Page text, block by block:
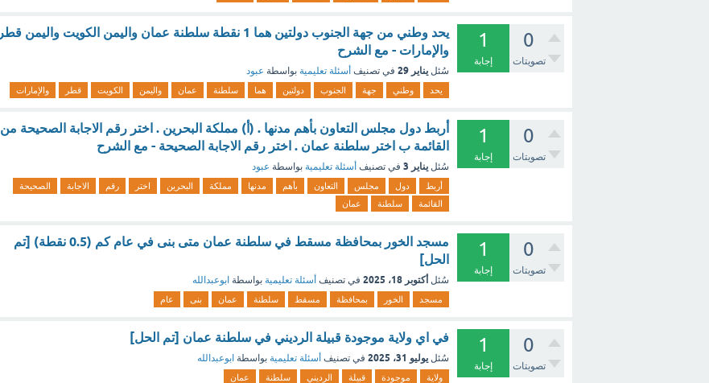
0
تصويتات
1
إجابة
يحد وطني من جهة الجنوب دولتين هما 1 نقطة سلطنة عمان واليمن الكويت واليمن قطر
والإمارات - مع الشرح
سُئل يناير 29 في تصنيف أسئلة تعليمية بواسطة عبود
يحد وطني جهة الجنوب دولتين هما سلطنة عمان واليمن الكويت قطر والإمارات
0
تصويتات
1
إجابة
أربط دول مجلس التعاون بأهم مدنها . (أ) مملكة البحرين . اختر رقم الاجابة الصحيحة من
القائمة ب اختر سلطنة عمان . اختر رقم الاجابة الصحيحة - مع الشرح
سُئل يناير 3 في تصنيف أسئلة تعليمية بواسطة عبود
أربط دول مجلس التعاون بأهم مدنها مملكة البحرين اختر رقم الاجابة
الصحيحة
القائمة
سلطنة عمان
0
تصويتات
1
إجابة
مسجد الخور بمحافظة مسقط في سلطنة عمان متى بنى في عام كم (0.5 نقطة) [تم
الحل]
سُئل أكتوبر 18، 2025 في تصنيف أسئلة تعليمية بواسطة ابوعبدالله
مسجد الخور بمحافظة مسقط سلطنة عمان بنى عام
0
تصويتات
1
إجابة
في اي ولاية موجودة قبيلة الرديني في سلطنة عمان [تم الحل]
سُئل يوليو 31، 2025 في تصنيف أسئلة تعليمية بواسطة ابوعبدالله
ولاية موجودة قبيلة الرديني سلطنة عمان